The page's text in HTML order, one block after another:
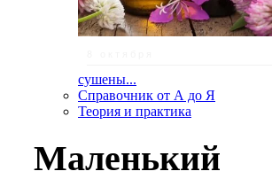
сушены...
Справочник от А до Я
Теория и практика
Маленький